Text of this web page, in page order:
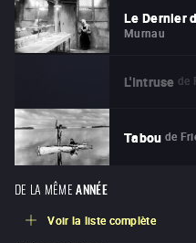
Le Dernier
Murnau
L'Intruse de
Tabou de
DE LA MÊME ANNÉE
Voir la liste complète